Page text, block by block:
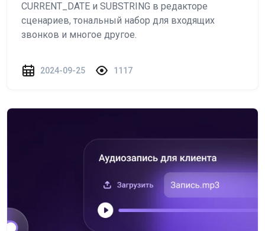
CURRENT_DATE и SUBSTRING в редакторе
сценариев, тональный набор для входящих
звонков и многое другое.
2024-09-25 1117